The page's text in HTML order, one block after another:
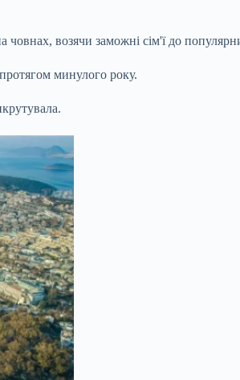
возячи заможні сім'ї до
минулого року.